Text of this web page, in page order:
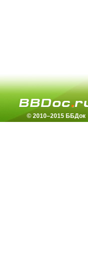
© 2010–2015 ББДок